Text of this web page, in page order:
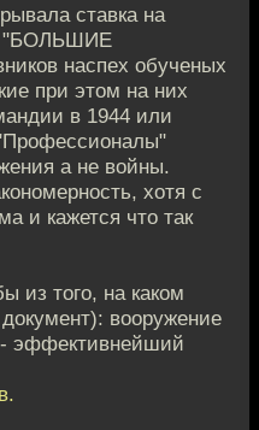
ставка на
"БОЛЬШИЕ
наспех обученых
при этом на них
в 1944 или
а не войны.
хотя с
и кажется что так
из того, на каком
вооружение
эффективнейший